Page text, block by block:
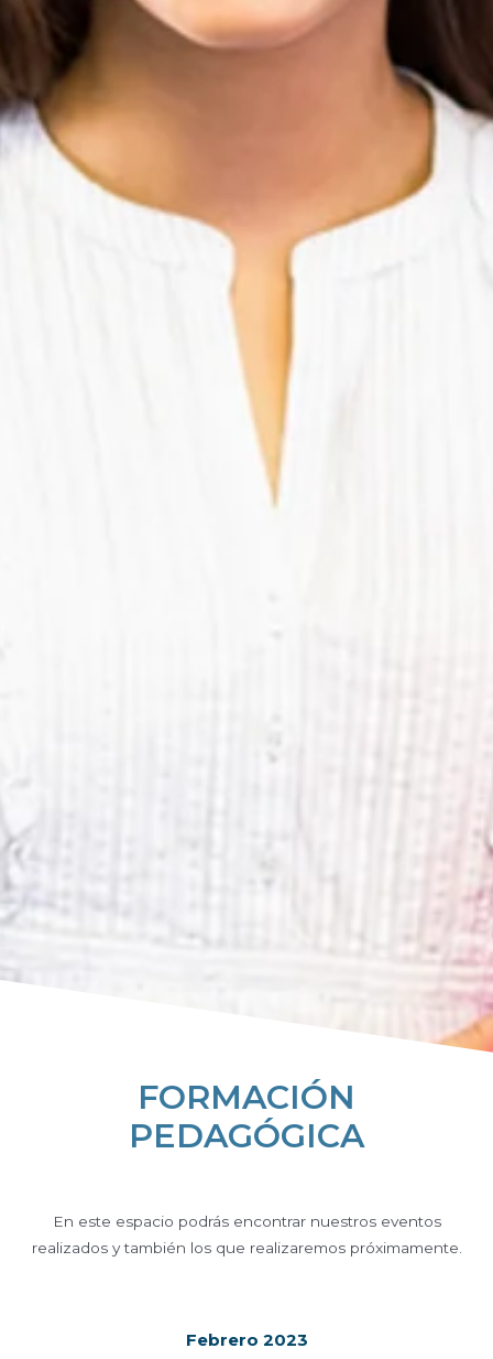
FORMACIÓN
PEDAGÓGICA
En este espacio podrás encontrar nuestros eventos
realizados y también los que realizaremos próximamente.
Febrero 2023